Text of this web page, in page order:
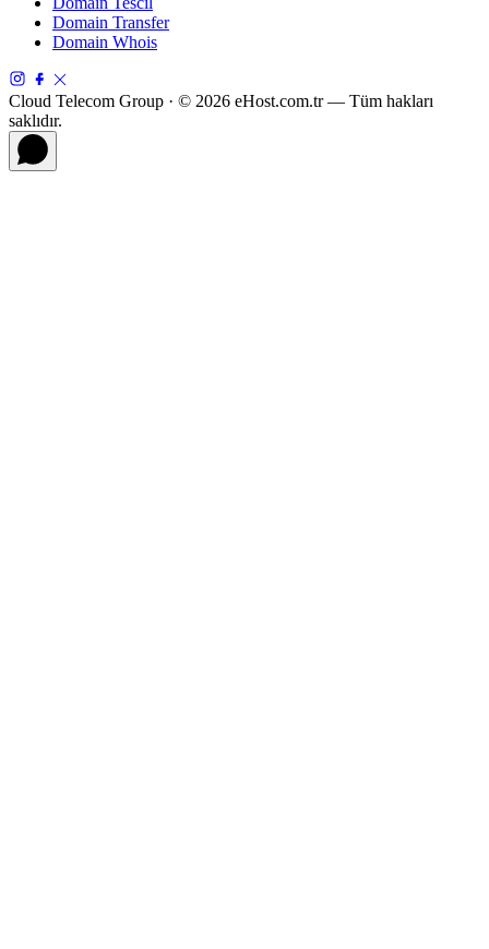
Domain Transfer
Domain Whois
Cloud Telecom Group · © 2026 eHost.com.tr — Tüm hakları
saklıdır.